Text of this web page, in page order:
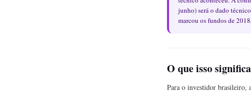
junho) será o dado
marcou os fundos de
O que isso
Para o investidor brasileiro,